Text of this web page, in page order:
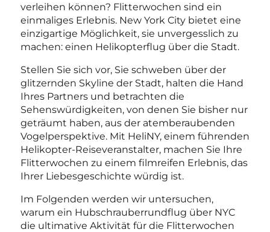
verleihen können? Flitterwochen sind ein
einmaliges Erlebnis. New York City bietet eine
einzigartige Möglichkeit, sie unvergesslich zu
machen: einen Helikopterflug über die Stadt.
Stellen Sie sich vor, Sie schweben über der
glitzernden Skyline der Stadt, halten die Hand
Ihres Partners und betrachten die
Sehenswürdigkeiten, von denen Sie bisher nur
geträumt haben, aus der atemberaubenden
Vogelperspektive. Mit HeliNY, einem führenden
Helikopter-Reiseveranstalter, machen Sie Ihre
Flitterwochen zu einem filmreifen Erlebnis, das
Ihrer Liebesgeschichte würdig ist.
Im Folgenden werden wir untersuchen,
warum ein Hubschrauberrundflug über NYC
die ultimative Aktivität für die Flitterwochen